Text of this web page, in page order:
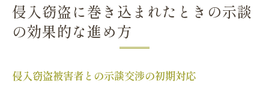
侵入窃盗に巻き込まれたときの示談
の効果的な進め方
侵入窃盗被害者との示談交渉の初期対応